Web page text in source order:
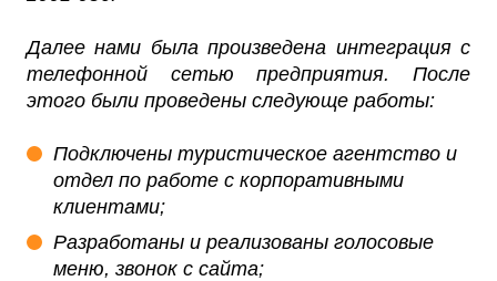
Далее нами была произведена интеграция с
телефонной сетью предприятия. После
этого были проведены следующе работы:
Подключены туристическое агентство и
отдел по работе с корпоративными
клиентами;
Разработаны и реализованы голосовые
меню, звонок с сайта;